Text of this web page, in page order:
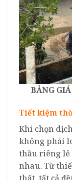
BẢNG
Tiết kiệm
Khi chọn
không phải
thầu riêng lẻ
nhau. Từ